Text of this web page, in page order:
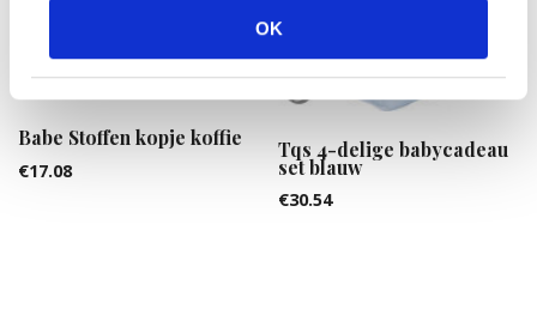
OK
Babe Stoffen kopje koffie
€17.08
Tqs 4-delige babycadeau
set blauw
€30.54